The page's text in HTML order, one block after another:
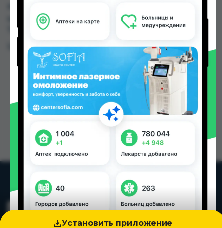
Установить приложение
цене от 81.00 TJS в Душанбе и других городах
Таджикистана
Цена: от81.00 TJS